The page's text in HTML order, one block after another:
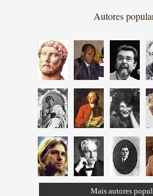
Autores
Mais autores